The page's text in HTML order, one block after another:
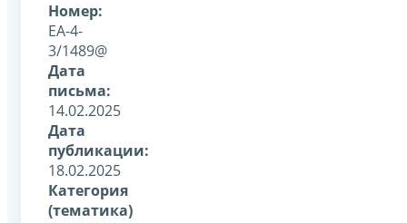
Номер:
ЕА-4-
3/1489@
Дата
письма:
14.02.2025
Дата
публикации:
18.02.2025
Категория
(тематика)